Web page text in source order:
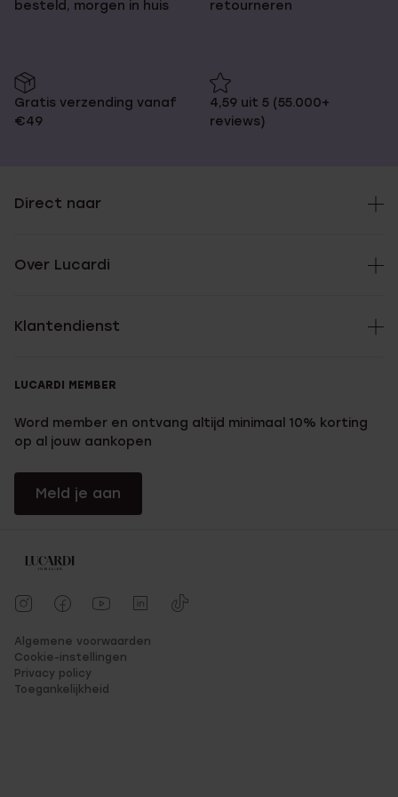
besteld, morgen in huis
retourneren
Gratis verzending vanaf
€49
4,59 uit 5 (55.000+
reviews)
Direct naar
Over Lucardi
Klantendienst
LUCARDI MEMBER
Word member en ontvang altijd minimaal 10% korting
op al jouw aankopen
Meld je aan
Algemene voorwaarden
Cookie-instellingen
Privacy policy
Toegankelijkheid